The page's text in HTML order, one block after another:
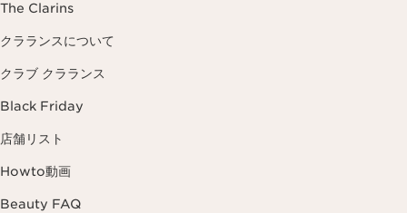
The Clarins
クラランスについて
クラブ クラランス
Black Friday
店舗リスト
Howto動画
Beauty FAQ